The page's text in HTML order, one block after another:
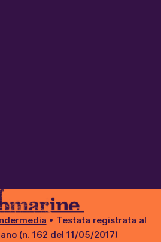
• Testata registrata al
(n. 162 del 11/05/2017)